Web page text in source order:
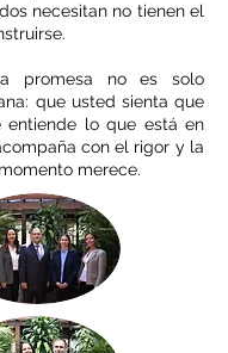
necesitan no tienen el
promesa no es solo
que usted sienta que
entiende lo que está en
con el rigor y la
merece.